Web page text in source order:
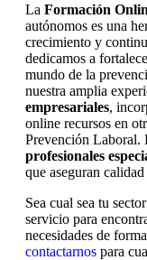
La Formación
autónomos es una
crecimiento y
dedicamos a
mundo de la
nuestra amplia
empresariales,
online recursos en
Prevención Laboral.
profesionales
que aseguran
Sea cual sea tu
servicio para
necesidades de
contactarnos para